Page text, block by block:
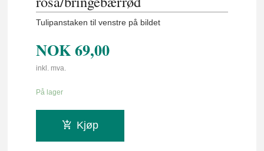
Tulipanstaken til venstre på bildet
NOK69,00
inkl. mva.
På lager
Kjøp